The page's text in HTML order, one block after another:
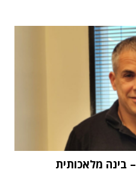
"העתיד הוא Physical AI – בינה מלאכותית